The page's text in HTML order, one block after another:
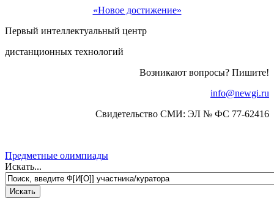
«Новое достижение»
Первый интеллектуальный центр
дистанционных технологий
Возникают вопросы? Пишите!
info@newgi.ru
Свидетельство СМИ: ЭЛ № ФС 77-62416
Предметные олимпиады
Искать...